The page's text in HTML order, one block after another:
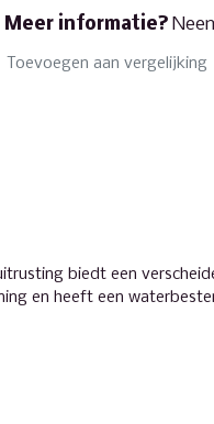
Meer informatie?
Toevoegen aan vergelijking
biedt een
en heeft een